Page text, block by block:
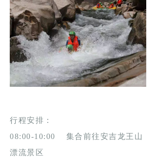
行程安排：
08:00-10:00 集合前往安吉龙王山
漂流景区